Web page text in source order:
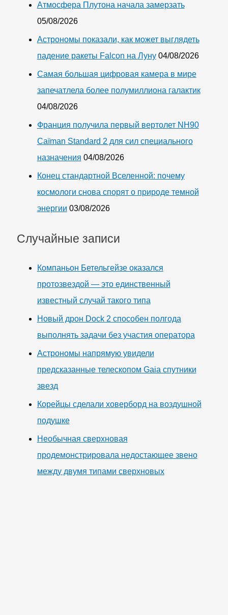
Атмосфера Плутона начала замерзать
05/08/2026
Астрономы показали, как может выглядеть
падение ракеты Falcon на Луну 04/08/2026
Самая большая цифровая камера в мире
запечатлела более полумиллиона галактик
04/08/2026
Франция получила первый вертолет NH90
Caïman Standard 2 для сил специального
назначения 04/08/2026
Конец стандартной Вселенной: почему
космологи снова спорят о природе темной
энергии 03/08/2026
Случайные записи
Компаньон Бетельгейзе оказался
протозвездой — это единственный
известный случай такого типа
Новый дрон Dock 2 способен полгода
выполнять задачи без участия оператора
Астрономы напрямую увидели
предсказанные телескопом Gaia спутники
звезд
Корейцы сделали ховерборд на воздушной
подушке
Необычная сверхновая
продемонстрировала недостающее звено
между двумя типами сверхновых